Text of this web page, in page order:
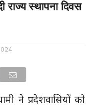
राज्य स्थापना दिवस
ने प्रदेशवासियों को